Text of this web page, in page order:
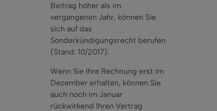
Beitrag höher als im
vergangenen Jahr, können Sie
sich auf das
Sonderkündigungsrecht berufen
(Stand: 10/2017).
Wenn Sie Ihre Rechnung erst im
Dezember erhalten, können Sie
auch noch im Januar
rückwirkend Ihren Vertrag